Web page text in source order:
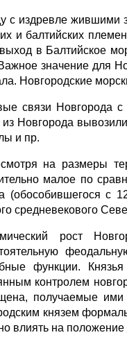
с издревле жившими
и балтийских
в Балтийское
значение для
Новгородские
связи Новгорода
Новгорода
и пр.
на размеры
малое по
(обособившегося с
средневекового
рост
функции.
контролем
получаемые
князем
влиять на